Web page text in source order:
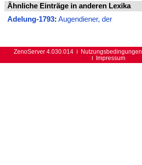
Ähnliche Einträge in anderen Lexika
Adelung-1793: Augendiener, der
ZenoServer 4.030.014 Nutzungsbedingungen
Impressum